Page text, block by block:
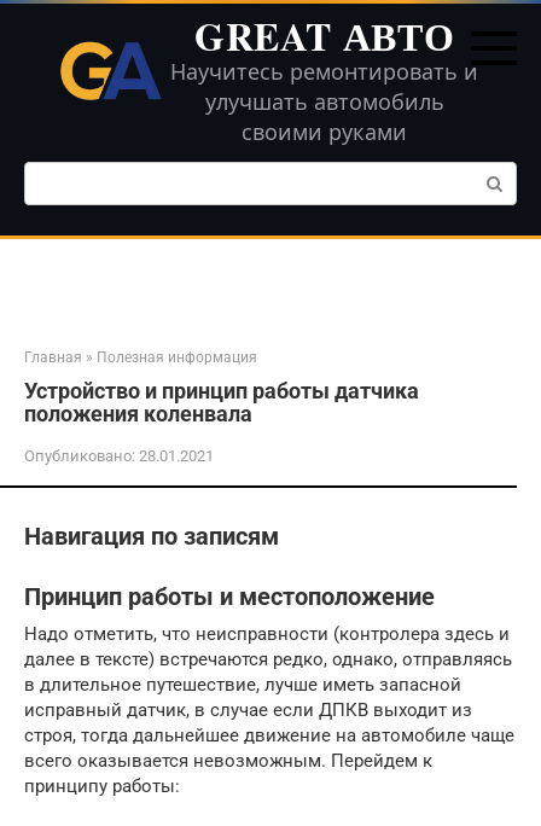
Перейти
контенту
GREAT АВТО
Научитесь ремонтировать и
улучшать автомобиль
своими руками
Поиск:
Главная » Полезная информация
Устройство и принцип работы датчика
положения коленвала
Опубликовано: 28.01.2021
Навигация по записям
Принцип работы и местоположение
Надо отметить, что неисправности (контролера здесь и
далее в тексте) встречаются редко, однако, отправляясь
в длительное путешествие, лучше иметь запасной
исправный датчик, в случае если ДПКВ выходит из
строя, тогда дальнейшее движение на автомобиле чаще
всего оказывается невозможным. Перейдем к
принципу работы: